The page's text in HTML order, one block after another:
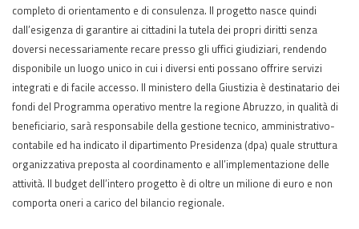
completo di orientamento e di consulenza. Il progetto nasce quindi
dall’esigenza di garantire ai cittadini la tutela dei propri diritti senza
doversi necessariamente recare presso gli uffici giudiziari, rendendo
disponibile un luogo unico in cui i diversi enti possano offrire servizi
integrati e di facile accesso. Il ministero della Giustizia è destinatario dei
fondi del Programma operativo mentre la regione Abruzzo, in qualità di
beneficiario, sarà responsabile della gestione tecnico, amministrativo-
contabile ed ha indicato il dipartimento Presidenza (dpa) quale struttura
organizzativa preposta al coordinamento e all’implementazione delle
attività. Il budget dell’intero progetto è di oltre un milione di euro e non
comporta oneri a carico del bilancio regionale.